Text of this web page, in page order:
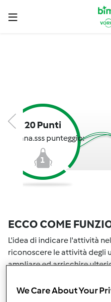
20 Punti
giuliana.sss punteggio:
1
ECCO COME
L'idea di indicare l'attività
riconoscere le attività degli
ampliare ed arricchire
ricompensate con dei punti.
We Care About Your